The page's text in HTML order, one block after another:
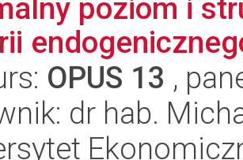
poziom i
OPUS 13 ,
dr hab.